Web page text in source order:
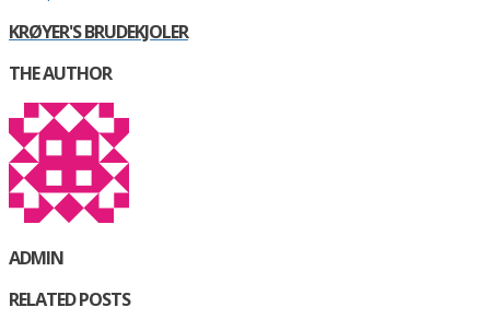
KRØYER'S BRUDEKJOLER
THE AUTHOR
ADMIN
RELATED POSTS